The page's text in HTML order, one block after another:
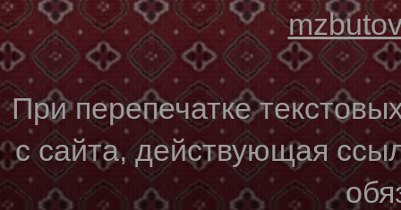
При перепечатке
с сайта, действующая